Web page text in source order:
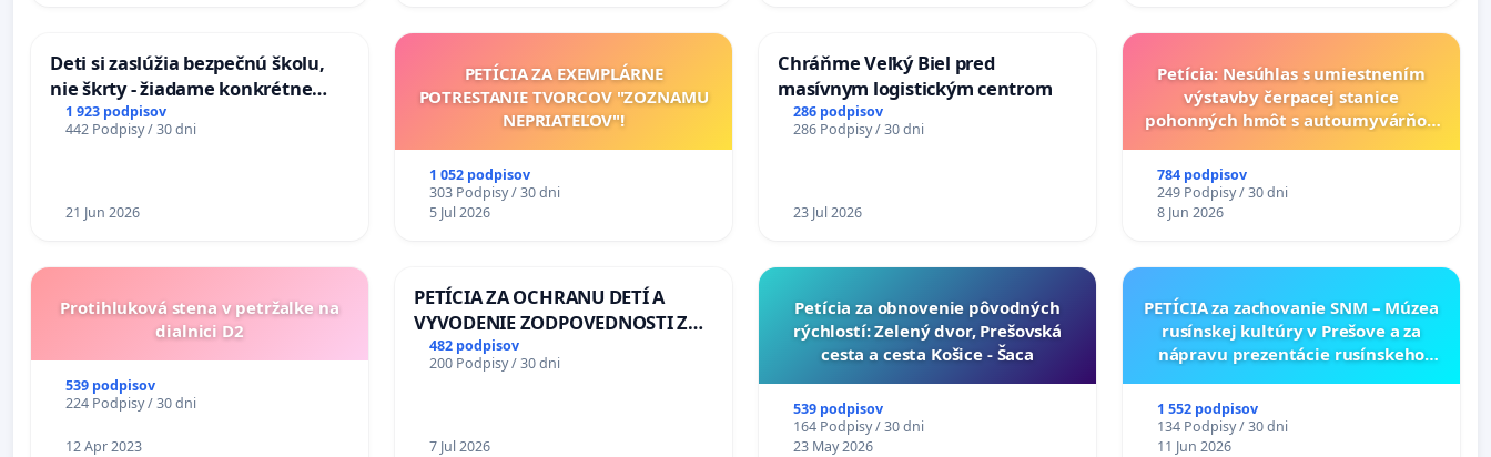
Deti si zaslúžia bezpečnú školu,
nie škrty - žiadame konkrétne
opatrenia na zlepšenie situácie v
školstve
1 923 podpisov
442 Podpisy / 30 dni
21 Jun 2026
PETÍCIA ZA EXEMPLÁRNE
POTRESTANIE TVORCOV "ZOZNAMU
NEPRIATEĽOV"!
1 052 podpisov
303 Podpisy / 30 dni
5 Jul 2026
Chráňme Veľký Biel pred
masívnym logistickým centrom
286 podpisov
286 Podpisy / 30 dni
23 Jul 2026
Petícia: Nesúhlas s umiestnením
výstavby čerpacej stanice
pohonných hmôt s autoumyvárňou
Grob - Čierna Voda
784 podpisov
249 Podpisy / 30 dni
8 Jun 2026
Protihluková stena v petržalke na
dialnici D2
539 podpisov
224 Podpisy / 30 dni
12 Apr 2023
PETÍCIA ZA OCHRANU DETÍ A
VYVODENIE ZODPOVEDNOSTI ZA
DLHOROČNÚ NEČINNOSŤ A
ZLYHANIE ŠTÁTU
482 podpisov
200 Podpisy / 30 dni
7 Jul 2026
​Petícia za obnovenie pôvodných
rýchlostí: Zelený dvor, Prešovská
cesta a cesta Košice - Šaca
539 podpisov
164 Podpisy / 30 dni
23 May 2026
PETÍCIA za zachovanie SNM – Múzea
rusínskej kultúry v Prešove a za
nápravu prezentácie rusínskeho
Múzeu ukrajinskej kultúry vo
Svidníku
1 552 podpisov
134 Podpisy / 30 dni
11 Jun 2026